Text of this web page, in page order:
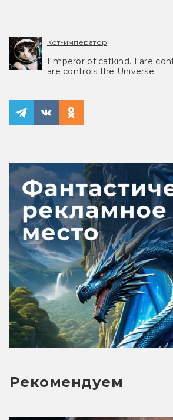
Кот-император
Emperor of catkind. I are
are controls the Universe.
Рекомендуем